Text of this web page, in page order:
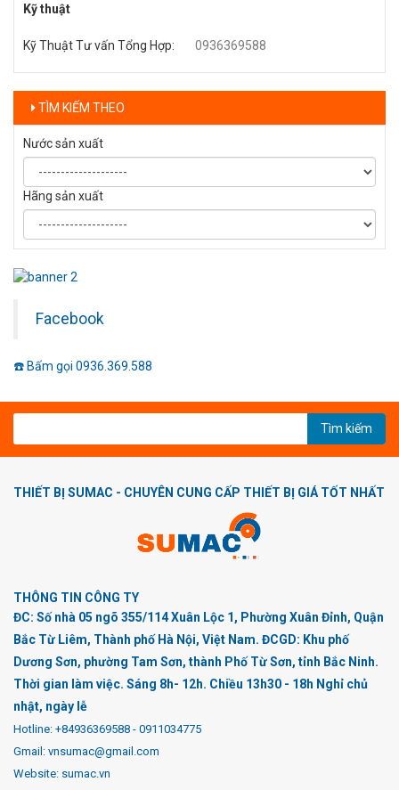
Kỹ thuật
Kỹ Thuật Tư vấn Tổng Hợp: 0936369588
TÌM KIẾM THEO
Nước sản xuất
Hãng sản xuất
Facebook
☎️ Bấm gọi 0936.369.588
Tìm kiếm
THIẾT BỊ SUMAC - CHUYÊN CUNG CẤP THIẾT BỊ GIÁ TỐT NHẤT
THÔNG TIN CÔNG TY
ĐC: Số nhà 05 ngõ 355/114 Xuân Lộc 1, Phường Xuân Đỉnh, Quận
Bắc Từ Liêm, Thành phố Hà Nội, Việt Nam. ĐCGD: Khu phố
Dương Sơn, phường Tam Sơn, thành Phố Từ Sơn, tỉnh Bắc Ninh.
Thời gian làm việc. Sáng 8h- 12h. Chiều 13h30 - 18h Nghỉ chủ
nhật, ngày lễ
Hotline: +84936369588 - 0911034775
Gmail: vnsumac@gmail.com
Website: sumac.vn